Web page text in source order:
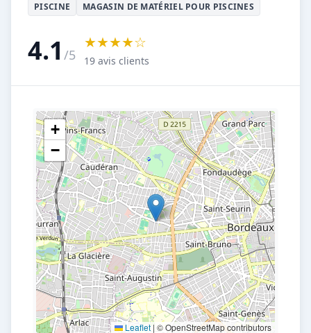
PISCINE
MAGASIN DE MATÉRIEL POUR PISCINES
4.1 /5
★★★★☆
19 avis clients
+
−
Leaflet | © OpenStreetMap contributors